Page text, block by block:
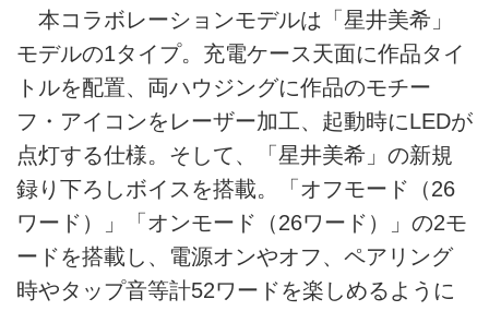
本コラボレーションモデルは「星井美希」
モデルの1タイプ。充電ケース天面に作品タイ
トルを配置、両ハウジングに作品のモチー
フ・アイコンをレーザー加工、起動時にLEDが
点灯する仕様。そして、「星井美希」の新規
録り下ろしボイスを搭載。「オフモード（26
ワード）」「オンモード（26ワード）」の2モ
ードを搭載し、電源オンやオフ、ペアリング
時やタップ音等計52ワードを楽しめるように